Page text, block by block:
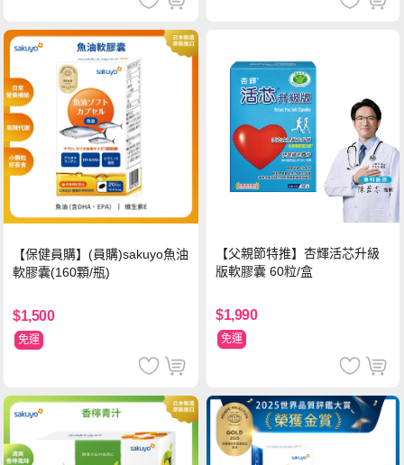
【保健員購】(員購)sakuyo魚油
軟膠囊(160顆/瓶)
$1,500
免運
【父親節特推】杏輝活芯升級
版軟膠囊 60粒/盒
$1,990
免運